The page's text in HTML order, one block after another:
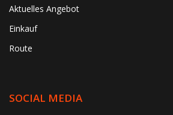
Aktuelles Angebot
Einkauf
Route
SOCIAL MEDIA